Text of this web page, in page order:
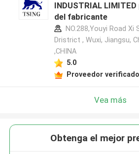
INDUSTRIAL
del fabricante
NO.288,Youyi Road Xi
Dristrict , Wuxi, Jiangsu,
,CHINA
5.0
Proveedor verificado
Vea más
Obtenga el mejor